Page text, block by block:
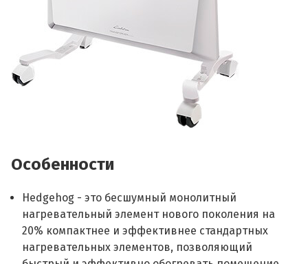
Особенности
Hedgehog - это бесшумный монолитный
нагревательный элемент нового поколения на
20% компактнее и эффективнее стандартных
нагревательных элементов, позволяющий